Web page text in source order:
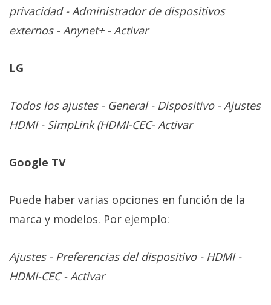
privacidad - Administrador de dispositivos
externos - Anynet+ - Activar
LG
Todos los ajustes - General - Dispositivo - Ajustes
HDMI - SimpLink (HDMI-CEC- Activar
Google TV
Puede haber varias opciones en función de la
marca y modelos. Por ejemplo:
Ajustes - Preferencias del dispositivo - HDMI -
HDMI-CEC - Activar